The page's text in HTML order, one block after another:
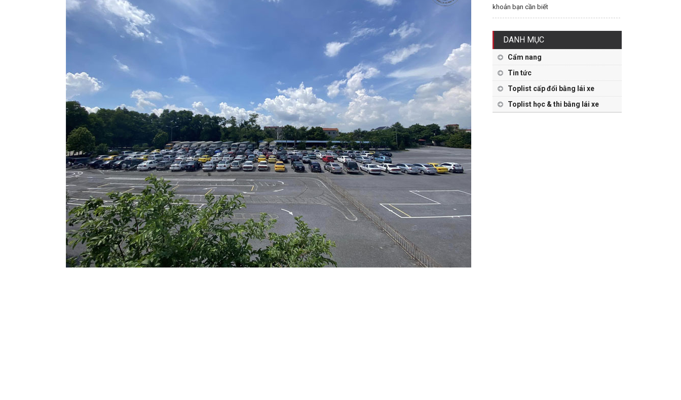
khoản bạn cần biết
DANH MỤC
Cẩm nang
Tin tức
Toplist cấp đổi bằng lái xe
Toplist học & thi bằng lái xe